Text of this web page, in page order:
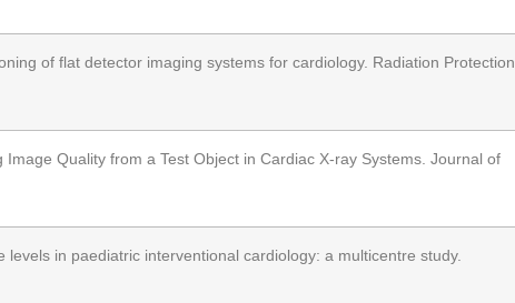
of flat detector imaging systems for cardiology. Radiation Protection
Quality from a Test Object in Cardiac X-ray Systems. Journal of
in paediatric interventional cardiology: a multicentre study.